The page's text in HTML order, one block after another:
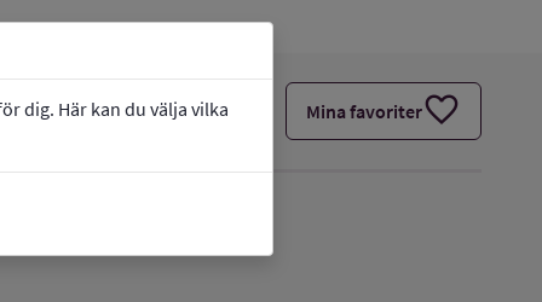
dig. Här kan du välja vilka Mina favoriterfavorite